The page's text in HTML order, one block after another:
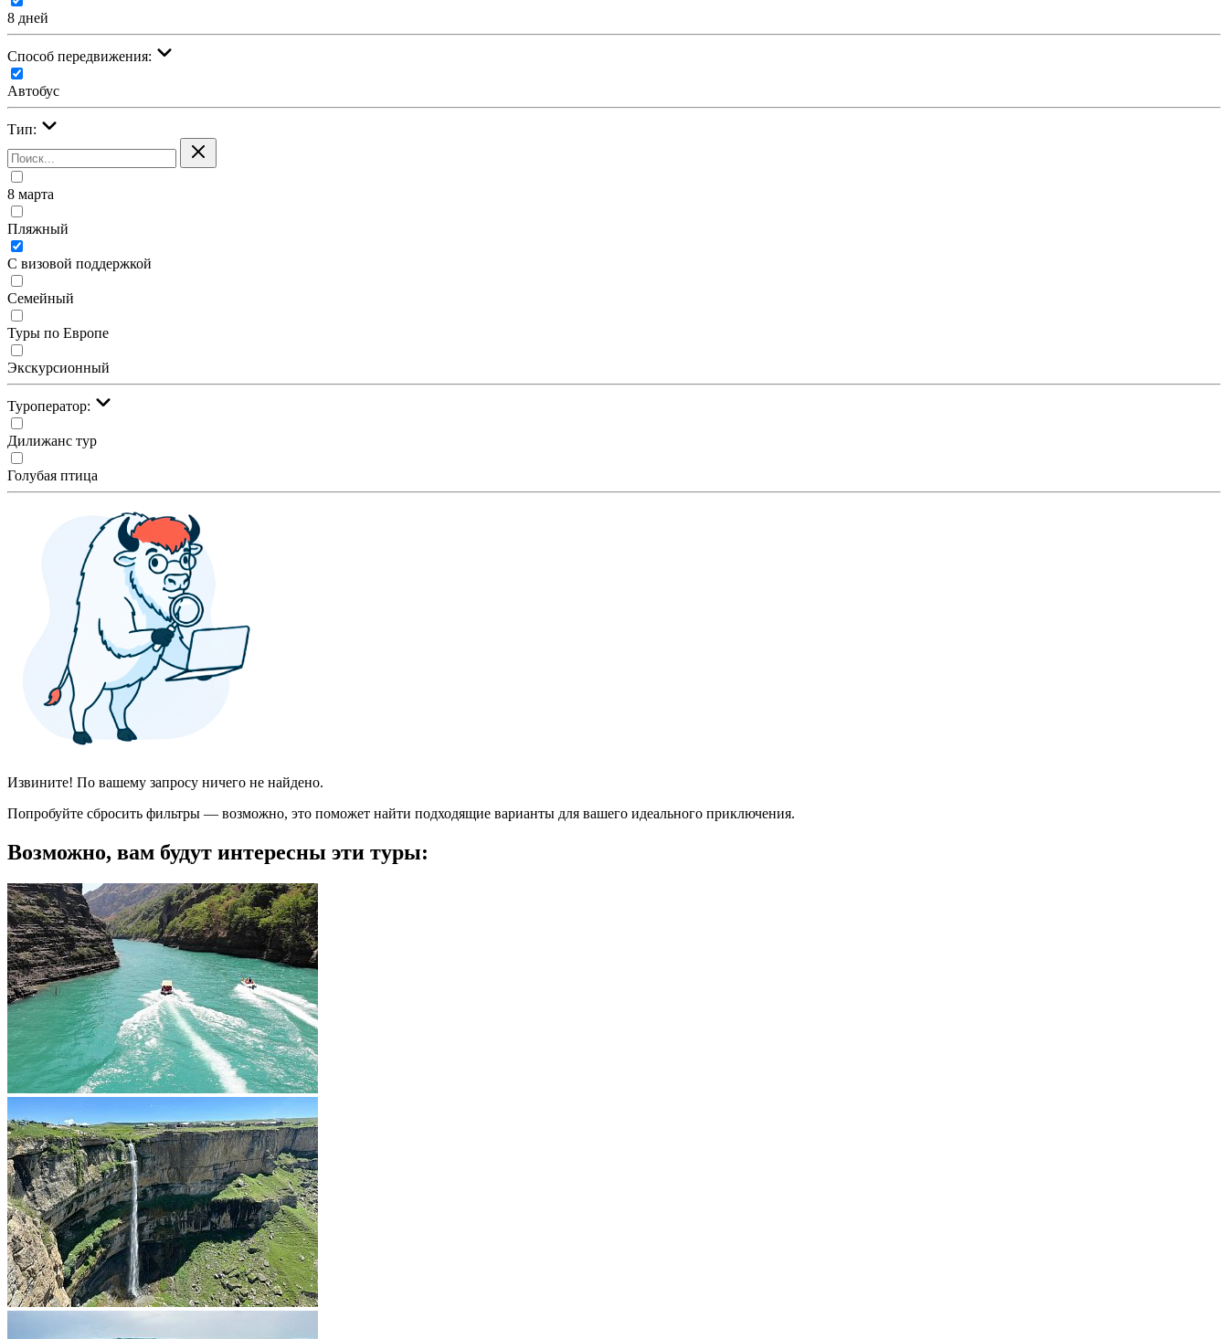
8 дней
Cпособ передвижения:
Автобус
Тип:
8 марта
Пляжный
С визовой поддержкой
Семейный
Туры по Европе
Экскурсионный
Туроператор:
Дилижанс тур
Голубая птица
Извините! По вашему запросу ничего не найдено.
Попробуйте сбросить фильтры — возможно, это поможет найти подходящие варианты для вашего идеального приключения.
Возможно, вам будут интересны эти туры: